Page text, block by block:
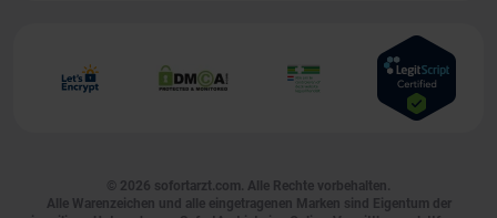
© 2026 sofortarzt.com. Alle Rechte vorbehalten.
Alle Warenzeichen und alle eingetragenen Marken sind Eigentum der